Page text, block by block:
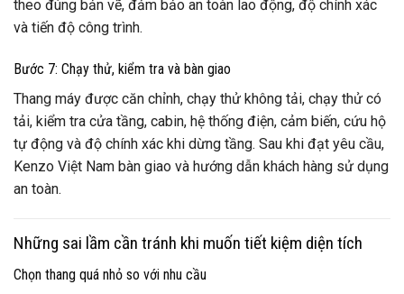
theo đúng bản vẽ, đảm bảo an toàn lao động, độ chính xác
và tiến độ công trình.
Bước 7: Chạy thử, kiểm tra và bàn giao
Thang máy được căn chỉnh, chạy thử không tải, chạy thử có
tải, kiểm tra cửa tầng, cabin, hệ thống điện, cảm biến, cứu hộ
tự động và độ chính xác khi dừng tầng. Sau khi đạt yêu cầu,
Kenzo Việt Nam bàn giao và hướng dẫn khách hàng sử dụng
an toàn.
Những sai lầm cần tránh khi muốn tiết kiệm diện tích
Chọn thang quá nhỏ so với nhu cầu